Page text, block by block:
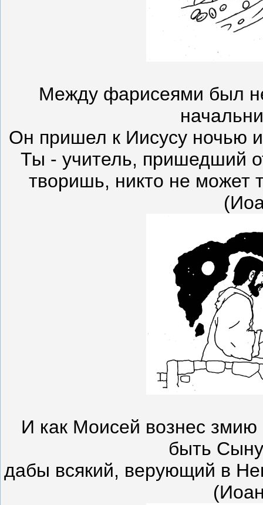
Между фарисеями был
Он пришел к Иисусу ночью
Ты - учитель, пришедший
творишь, никто не может
И как Моисей вознес змию
быть
дабы всякий, верующий в